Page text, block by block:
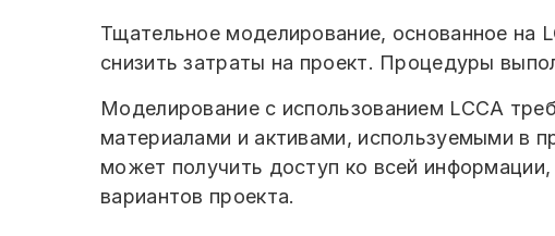
Тщательное моделирование, основанное на
снизить затраты на проект. Процедуры
Моделирование с использованием LCCA
материалами и активами, используемыми в
может получить доступ ко всей
вариантов проекта.